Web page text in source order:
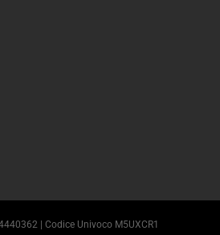
| Codice Univoco M5UXCR1